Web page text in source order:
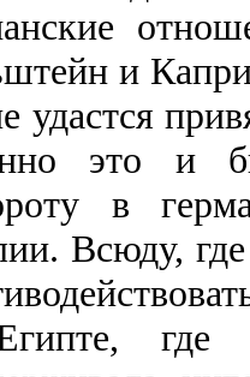
и
удастся
это и
в
Всюду,
где